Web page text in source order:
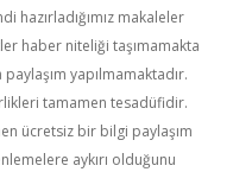
hazırladığımız makaleler
haber niteliği taşımamakta
yapılmamaktadır.
tamamen tesadüfidir.
ücretsiz bir bilgi paylaşım
aykırı olduğunu